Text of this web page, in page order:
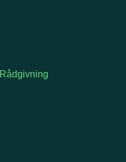
Rådgivning